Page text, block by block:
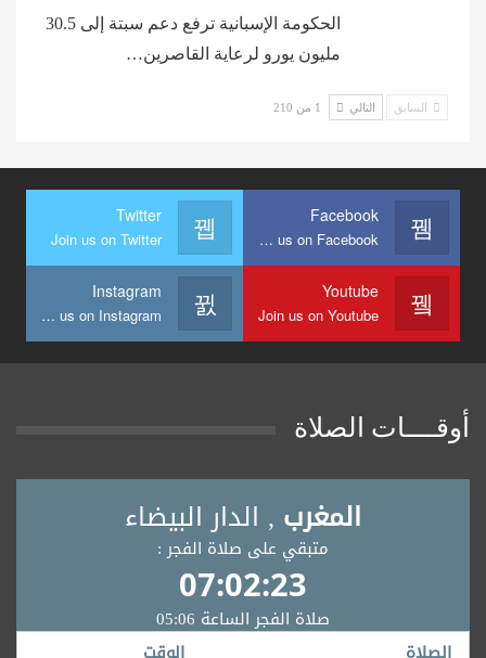
الحكومة الإسبانية ترفع دعم سبتة إلى 30.5
مليون يورو لرعاية القاصرين…
السابق التالي 1 من 210
Facebook
Join us on Facebook
Twitter
Join us on Twitter
Youtube
Join us on Youtube
Instagram
Join us on Instagram
أوقــــات الصلاة